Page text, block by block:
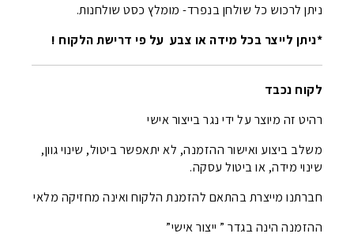
ניתן לרכוש כל שולחן בנפרד- מומלץ כסט שולחנות.
*ניתן לייצר בכל מידה או צבע על פי דרישת הלקוח !
לקוח נכבד
רהיט זה מיוצר על ידי נגר בייצור אישי
משלב ביצוע ואישור ההזמנה, לא יתאפשר ביטול, שינוי גוון,
שינוי מידה, או ביטול עסקה.
חברתנו מייצרת בהתאם להזמנת הלקוח ואינה מחזיקה מלאי
ההזמנה הינה בגדר ” ייצור אישי”